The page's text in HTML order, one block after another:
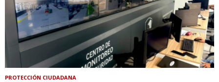
PROTECCIÓN CIUDADANA